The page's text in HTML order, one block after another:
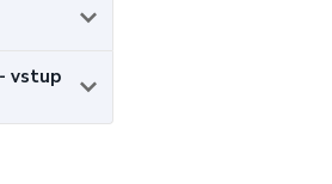
vstup